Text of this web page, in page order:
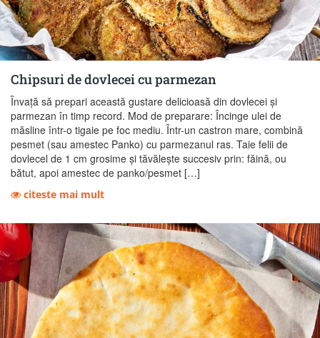
Chipsuri de dovlecei cu parmezan
Învață să prepari această gustare delicioasă din dovlecei și
parmezan în timp record. Mod de preparare: Încinge ulei de
măsline într-o tigaie pe foc mediu. Într-un castron mare, combină
pesmet (sau amestec Panko) cu parmezanul ras. Taie felii de
dovlecel de 1 cm grosime și tăvălește succesiv prin: făină, ou
bătut, apoi amestec de panko/pesmet […]
citeste mai mult